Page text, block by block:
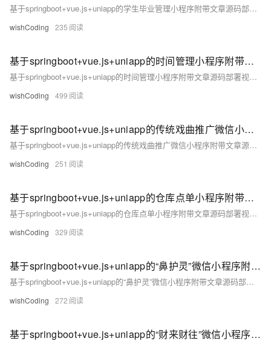
基于springboot+vue.js+uniapp的学生毕业管理小程序附带文章源码部署视频讲解等
wishCoding 235
基于springboot+vue.js+uniapp的时间管理小程序附带文章源码部署视频讲解等
基于springboot+vue.js+uniapp的时间管理小程序附带文章源码部署视频讲解等
wishCoding 499
基于springboot+vue.js+uniapp的传统戏曲推广微信小程序附带文章源码部署视频讲解等
基于springboot+vue.js+uniapp的传统戏曲推广微信小程序附带文章源码部署视频讲解等
wishCoding 251
基于springboot+vue.js+uniapp的仓库点单小程序附带文章源码部署视频讲解等
基于springboot+vue.js+uniapp的仓库点单小程序附带文章源码部署视频讲解等
wishCoding 329
基于springboot+vue.js+uniapp的“鼻护灵”微信小程序附带文章源码部署视频讲解等
基于springboot+vue.js+uniapp的“鼻护灵”微信小程序附带文章源码部署视频讲解等
wishCoding 272
基于springboot+vue.js+uniapp的“财来财往”微信小程序附带文章源码部署视频讲解等